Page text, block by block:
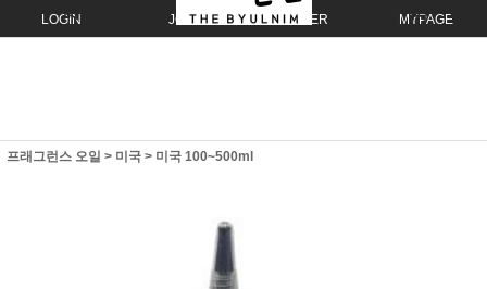
LOGIN JOIN ORDER MYPAGE
프래그런스 오일 > 미국 > 미국 100~500ml